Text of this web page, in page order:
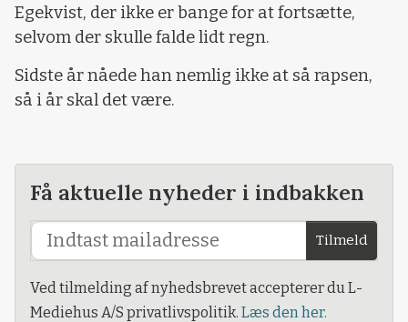
Egekvist, der ikke er bange for at fortsætte,
selvom der skulle falde lidt regn.
Sidste år nåede han nemlig ikke at så rapsen,
så i år skal det være.
Få aktuelle nyheder i indbakken
Tilmeld
Ved tilmelding af nyhedsbrevet accepterer du L-
Mediehus A/S privatlivspolitik. Læs den her.